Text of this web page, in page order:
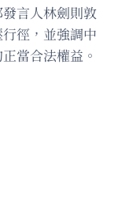
言人林劍則敦
徑，並強調中
當合法權益。